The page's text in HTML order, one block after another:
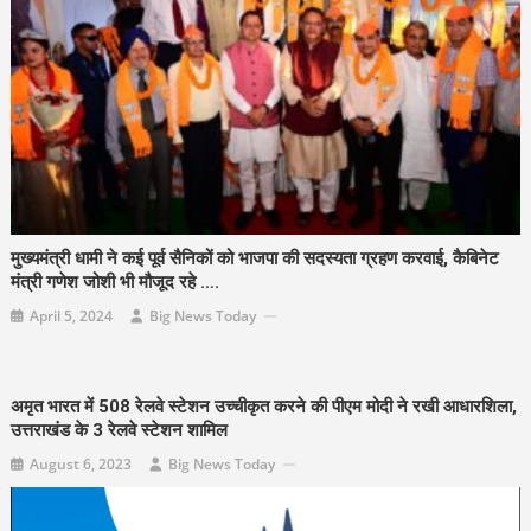
मुख्यमंत्री धामी ने कई पूर्व सैनिकों को भाजपा की सदस्यता ग्रहण करवाई, कैबिनेट
मंत्री गणेश जोशी भी मौजूद रहे ….
April 5, 2024 Big News Today
अमृत भारत में 508 रेलवे स्टेशन उच्चीकृत करने की पीएम मोदी ने रखी आधारशिला,
उत्तराखंड के 3 रेलवे स्टेशन शामिल
August 6, 2023 Big News Today